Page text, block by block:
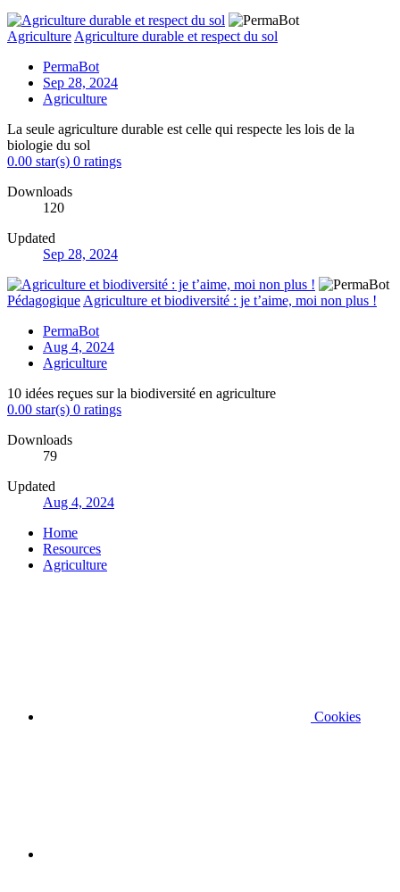
Agriculture Agriculture durable et respect du sol
PermaBot
Sep 28, 2024
Agriculture
La seule agriculture durable est celle qui respecte les lois de la
biologie du sol
0.00 star(s) 0 ratings
Downloads
120
Updated
Sep 28, 2024
Pédagogique Agriculture et biodiversité : je t’aime, moi non plus !
PermaBot
Aug 4, 2024
Agriculture
10 idées reçues sur la biodiversité en agriculture
0.00 star(s) 0 ratings
Downloads
79
Updated
Aug 4, 2024
Home
Resources
Agriculture
Cookies